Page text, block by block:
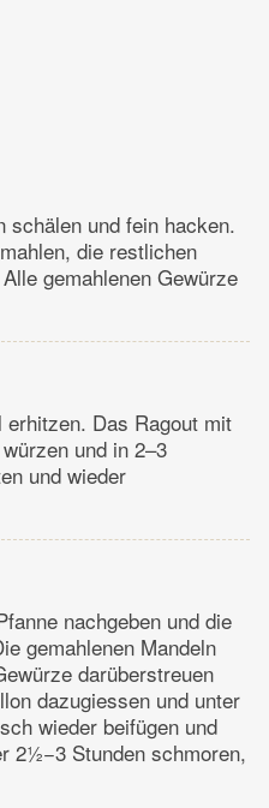
schälen und fein hacken.
die restlichen
gemahlenen Gewürze
Das Ragout mit
und in 2–3
und wieder
nachgeben und die
gemahlenen Mandeln
darüberstreuen
dazugiessen und unter
wieder beifügen und
2½−3 Stunden schmoren,